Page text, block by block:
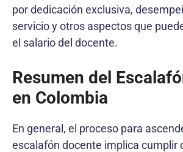
por dedicación exclusiva,
servicio y otros aspectos que
el salario del docente.
Resumen del
en Colombia
En general, el proceso para
escalafón docente implica cumplir